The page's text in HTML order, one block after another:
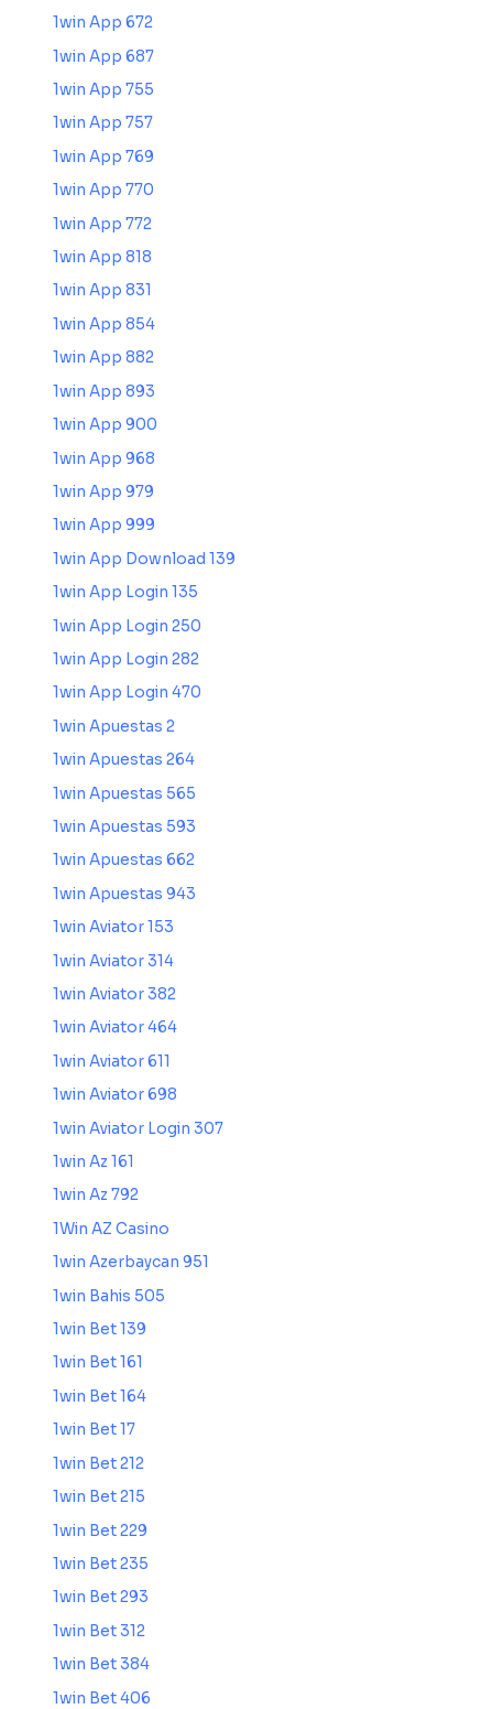
1win App 672
1win App 687
1win App 755
1win App 757
1win App 769
1win App 770
1win App 772
1win App 818
1win App 831
1win App 854
1win App 882
1win App 893
1win App 900
1win App 968
1win App 979
1win App 999
1win App Download 139
1win App Login 135
1win App Login 250
1win App Login 282
1win App Login 470
1win Apuestas 2
1win Apuestas 264
1win Apuestas 565
1win Apuestas 593
1win Apuestas 662
1win Apuestas 943
1win Aviator 153
1win Aviator 314
1win Aviator 382
1win Aviator 464
1win Aviator 611
1win Aviator 698
1win Aviator Login 307
1win Az 161
1win Az 792
1Win AZ Casino
1win Azerbaycan 951
1win Bahis 505
1win Bet 139
1win Bet 161
1win Bet 164
1win Bet 17
1win Bet 212
1win Bet 215
1win Bet 229
1win Bet 235
1win Bet 293
1win Bet 312
1win Bet 384
1win Bet 406